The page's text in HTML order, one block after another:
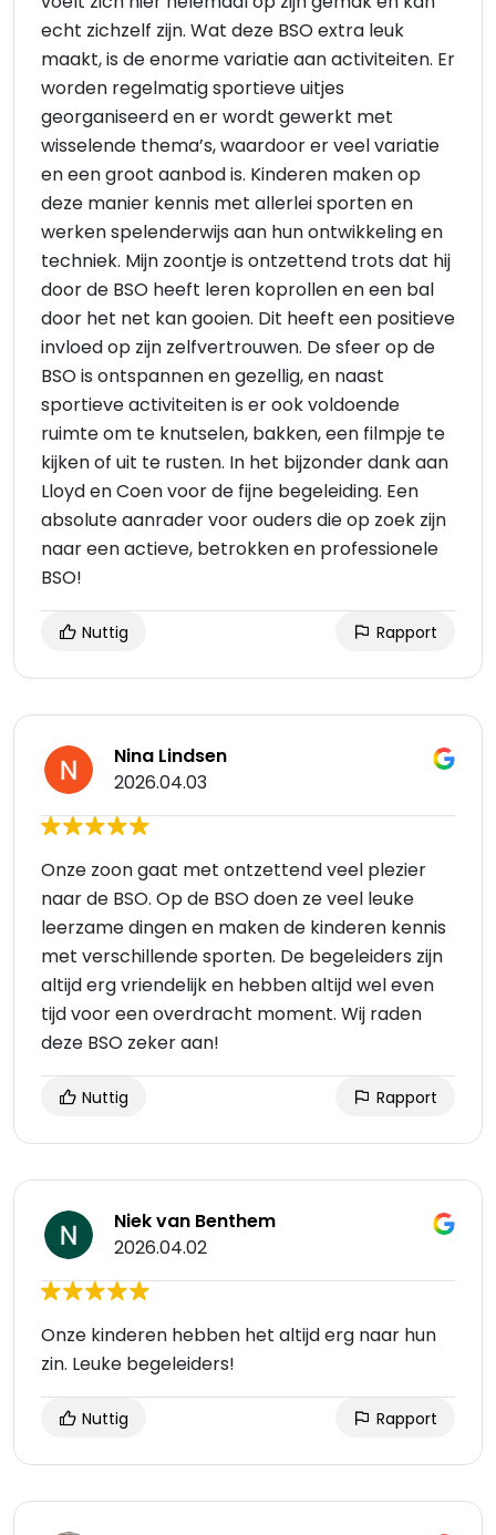
echt zichzelf zijn. Wat deze BSO extra leuk
maakt, is de enorme variatie aan activiteiten. Er
worden regelmatig sportieve uitjes
georganiseerd en er wordt gewerkt met
wisselende thema’s, waardoor er veel variatie
en een groot aanbod is. Kinderen maken op
deze manier kennis met allerlei sporten en
werken spelenderwijs aan hun ontwikkeling en
techniek. Mijn zoontje is ontzettend trots dat hij
door de BSO heeft leren koprollen en een bal
door het net kan gooien. Dit heeft een positieve
invloed op zijn zelfvertrouwen. De sfeer op de
BSO is ontspannen en gezellig, en naast
sportieve activiteiten is er ook voldoende
ruimte om te knutselen, bakken, een filmpje te
kijken of uit te rusten. In het bijzonder dank aan
Lloyd en Coen voor de fijne begeleiding. Een
absolute aanrader voor ouders die op zoek zijn
naar een actieve, betrokken en professionele
BSO!
Nuttig Rapport
Nina Lindsen
2026.04.03
Onze zoon gaat met ontzettend veel plezier
naar de BSO. Op de BSO doen ze veel leuke
leerzame dingen en maken de kinderen kennis
met verschillende sporten. De begeleiders zijn
altijd erg vriendelijk en hebben altijd wel even
tijd voor een overdracht moment. Wij raden
deze BSO zeker aan!
Nuttig Rapport
Niek van Benthem
2026.04.02
Onze kinderen hebben het altijd erg naar hun
zin. Leuke begeleiders!
Nuttig Rapport